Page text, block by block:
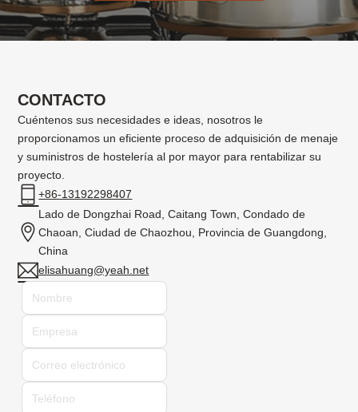
CONTACTO
Cuéntenos sus necesidades e ideas, nosotros le
proporcionamos un eficiente proceso de adquisición de menaje
y suministros de hostelería al por mayor para rentabilizar su
proyecto.
+86-13192298407
Lado de Dongzhai Road, Caitang Town, Condado de
Chaoan, Ciudad de Chaozhou, Provincia de Guangdong,
China
elisahuang@yeah.net